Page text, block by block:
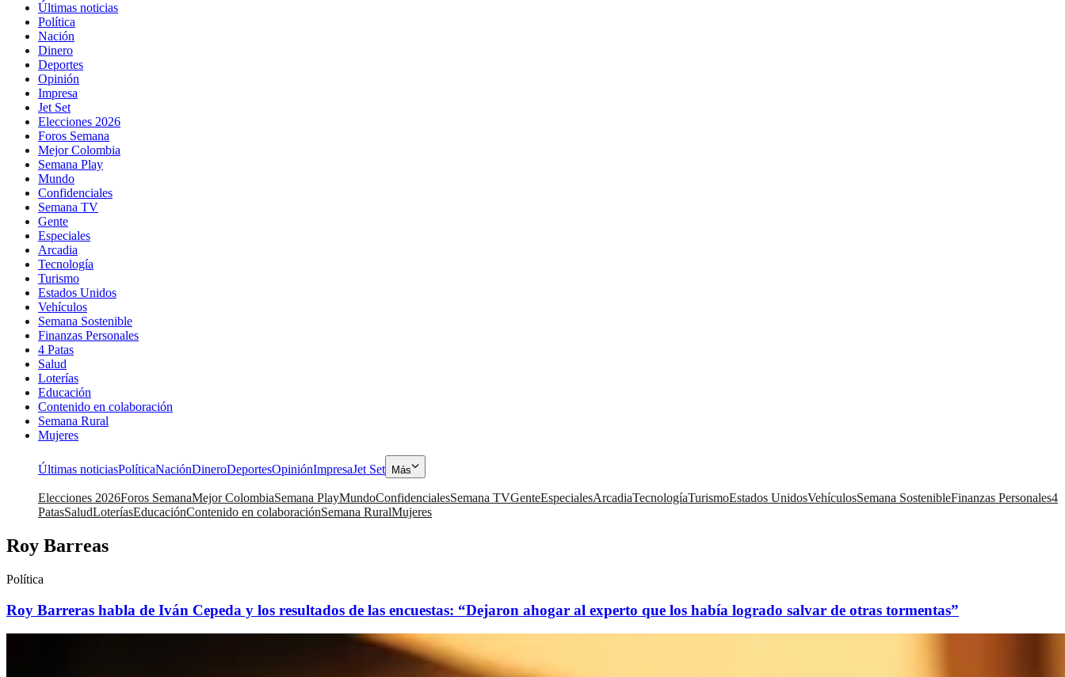
Últimas noticias
Política
Nación
Dinero
Deportes
Opinión
Impresa
Jet Set
Elecciones 2026
Foros Semana
Mejor Colombia
Semana Play
Mundo
Confidenciales
Semana TV
Gente
Especiales
Arcadia
Tecnología
Turismo
Estados Unidos
Vehículos
Semana Sostenible
Finanzas Personales
4 Patas
Salud
Loterías
Educación
Contenido en colaboración
Semana Rural
Mujeres
Últimas noticiasPolíticaNaciónDineroDeportesOpiniónImpresaJet Set Más
Elecciones 2026Foros SemanaMejor ColombiaSemana PlayMundoConfidencialesSemana TVGenteEspecialesArcadiaTecnologíaTurismoEstados UnidosVehículosSemana SostenibleFinanzas Personales4
PatasSaludLoteríasEducaciónContenido en colaboraciónSemana RuralMujeres
Roy Barreas
Política
Roy Barreras habla de Iván Cepeda y los resultados de las encuestas: “Dejaron ahogar al experto que los había logrado salvar de otras tormentas”